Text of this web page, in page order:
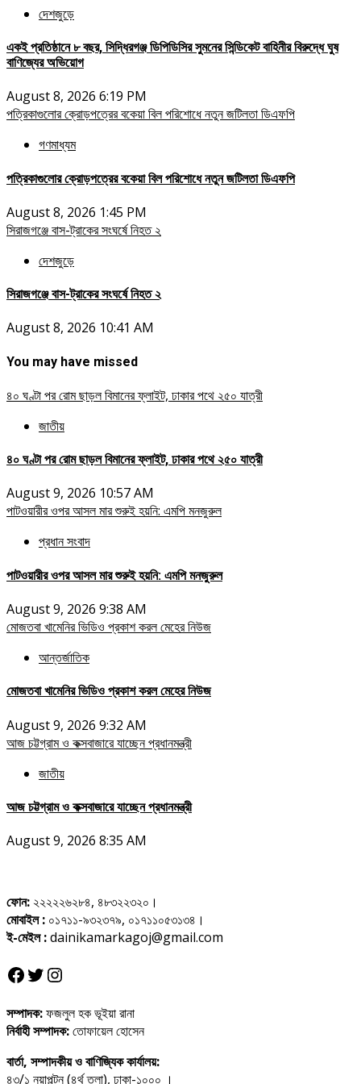
দেশজুড়ে
একই প্রতিষ্ঠানে ৮ বছর, সিদ্ধিরগঞ্জ ডিপিডিসির সুমনের সিন্ডিকেট বাহিনীর বিরুদ্ধে ঘুষ
বাণিজ্যের অভিয়োগ
August 8, 2026 6:19 PM
পত্রিকাগুলোর ক্রোড়পত্রের বকেয়া বিল পরিশোধে নতুন জটিলতা ডিএফপি
গণমাধ্যম
পত্রিকাগুলোর ক্রোড়পত্রের বকেয়া বিল পরিশোধে নতুন জটিলতা ডিএফপি
August 8, 2026 1:45 PM
সিরাজগঞ্জে বাস-ট্রাকের সংঘর্ষে নিহত ২
দেশজুড়ে
সিরাজগঞ্জে বাস-ট্রাকের সংঘর্ষে নিহত ২
August 8, 2026 10:41 AM
You may have missed
৪০ ঘণ্টা পর রোম ছাড়ল বিমানের ফ্লাইট, ঢাকার পথে ২৫০ যাত্রী
জাতীয়
৪০ ঘণ্টা পর রোম ছাড়ল বিমানের ফ্লাইট, ঢাকার পথে ২৫০ যাত্রী
August 9, 2026 10:57 AM
পাটওয়ারীর ওপর আসল মার শুরুই হয়নি: এমপি মনজুরুল
প্রধান সংবাদ
পাটওয়ারীর ওপর আসল মার শুরুই হয়নি: এমপি মনজুরুল
August 9, 2026 9:38 AM
মোজতবা খামেনির ভিডিও প্রকাশ করল মেহের নিউজ
আন্তর্জাতিক
মোজতবা খামেনির ভিডিও প্রকাশ করল মেহের নিউজ
August 9, 2026 9:32 AM
আজ চট্টগ্রাম ও কক্সবাজারে যাচ্ছেন প্রধানমন্ত্রী
জাতীয়
আজ চট্টগ্রাম ও কক্সবাজারে যাচ্ছেন প্রধানমন্ত্রী
August 9, 2026 8:35 AM
ফোন: ২২২২২৬২৮৪, ৪৮৩২২৩২০।
মোবাইল : ০১৭১১-৯৩২৩৭৯, ০১৭১১০৫৩১৩৪।
ই-মেইল :dainikamarkagoj@gmail.com
Facebook
Twitter
Instagram
সম্পাদক:ফজলুল হক ভূইয়া রানা
নির্বাহী সম্পাদক:তোফায়েল হোসেন
বার্তা, সম্পাদকীয় ও বাণিজ্যিক কার্যালয়:
৪৩/১ নয়াপল্টন (৪র্থ তলা), ঢাকা-১০০০ ।